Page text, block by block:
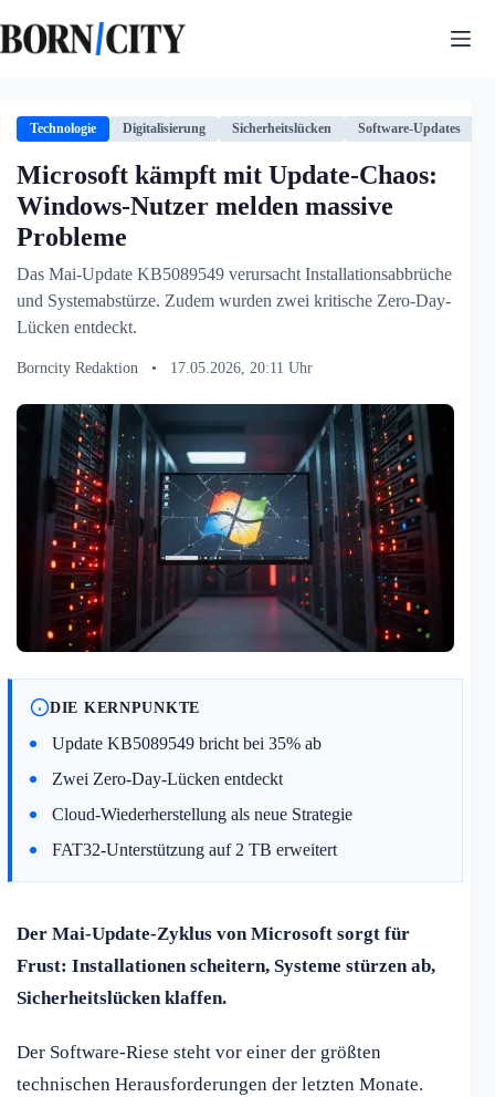
Inhalt
springen
Technologie Digitalisierung Sicherheitslücken Software-Updates
Microsoft kämpft mit Update-Chaos:
Windows-Nutzer melden massive
Probleme
Das Mai-Update KB5089549 verursacht Installationsabbrüche
und Systemabstürze. Zudem wurden zwei kritische Zero-Day-
Lücken entdeckt.
Borncity Redaktion • 17.05.2026, 20:11 Uhr
DIE KERNPUNKTE
Update KB5089549 bricht bei 35% ab
Zwei Zero-Day-Lücken entdeckt
Cloud-Wiederherstellung als neue Strategie
FAT32-Unterstützung auf 2 TB erweitert
Der Mai-Update-Zyklus von Microsoft sorgt für
Frust: Installationen scheitern, Systeme stürzen ab,
Sicherheitslücken klaffen.
Der Software-Riese steht vor einer der größten
technischen Herausforderungen der letzten Monate.